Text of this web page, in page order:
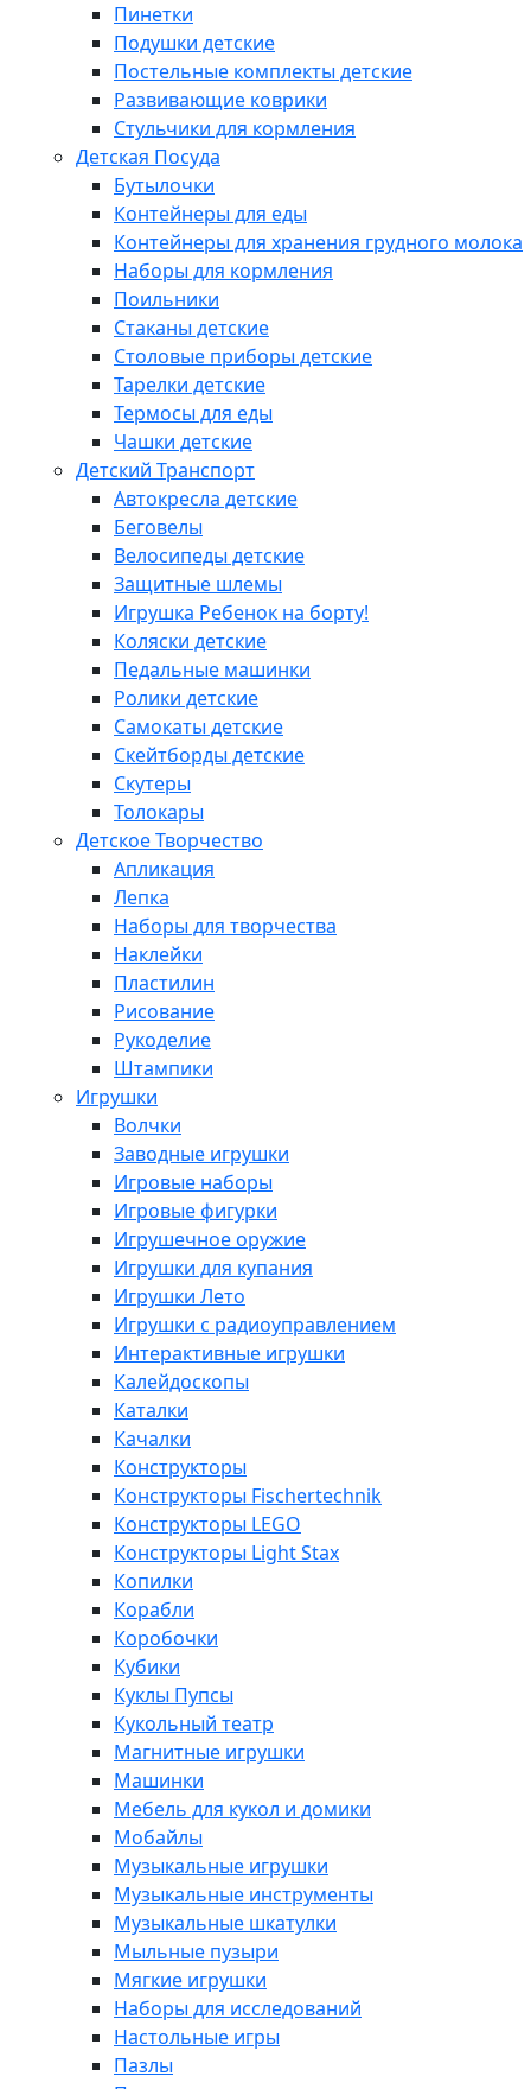
Пинетки
Подушки детские
Постельные комплекты детские
Развивающие коврики
Стульчики для кормления
Детская Посуда
Бутылочки
Контейнеры для еды
Контейнеры для хранения грудного молока
Наборы для кормления
Поильники
Стаканы детские
Столовые приборы детские
Тарелки детские
Термосы для еды
Чашки детские
Детский Транспорт
Автокресла детские
Беговелы
Велосипеды детские
Защитные шлемы
Игрушка Ребенок на борту!
Коляски детские
Педальные машинки
Ролики детские
Самокаты детские
Скейтборды детские
Скутеры
Толокары
Детское Творчество
Апликация
Лепка
Наборы для творчества
Наклейки
Пластилин
Рисование
Рукоделие
Штампики
Игрушки
Волчки
Заводные игрушки
Игровые наборы
Игровые фигурки
Игрушечное оружие
Игрушки для купания
Игрушки Лето
Игрушки с радиоуправлением
Интерактивные игрушки
Калейдоскопы
Каталки
Качалки
Конструкторы
Конструкторы Fisсhertechnik
Конструкторы LEGO
Конструкторы Light Stax
Копилки
Корабли
Коробочки
Кубики
Куклы Пупсы
Кукольный театр
Магнитные игрушки
Машинки
Мебель для кукол и домики
Мобайлы
Музыкальные игрушки
Музыкальные инструменты
Музыкальные шкатулки
Мыльные пузыри
Мягкие игрушки
Наборы для исследований
Настольные игры
Пазлы